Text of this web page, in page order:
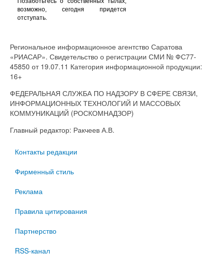
возможно, сегодня придется
отступать.
Региональное информационное агентство Саратова
«РИАСАР». Свидетельство о регистрации СМИ № ФС77-
45850 от 19.07.11 Категория информационной продукции:
16+
ФЕДЕРАЛЬНАЯ СЛУЖБА ПО НАДЗОРУ В СФЕРЕ СВЯЗИ,
ИНФОРМАЦИОННЫХ ТЕХНОЛОГИЙ И МАССОВЫХ
КОММУНИКАЦИЙ (РОСКОМНАДЗОР)
Главный редактор: Ракчеев А.В.
Контакты редакции
Фирменный стиль
Реклама
Правила цитирования
Партнерство
RSS-канал